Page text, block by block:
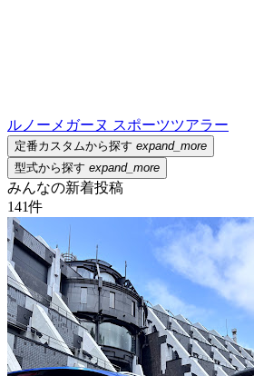
ルノー メガーヌ スポーツツアラー
定番カスタムから探す expand_more
型式から探す expand_more
みんなの新着投稿
141件